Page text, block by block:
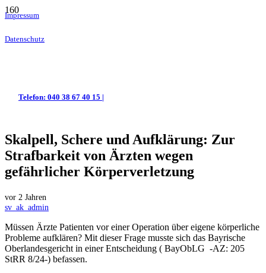
Impressum
Datenschutz
Telefon: 040 38 67 40 15 |
Skalpell, Schere und Aufklärung: Zur
Strafbarkeit von Ärzten wegen
gefährlicher Körperverletzung
vor 2 Jahren
sv_ak_admin
Müssen Ärzte Patienten vor einer Operation über eigene körperliche
Probleme aufklären? Mit dieser Frage musste sich das Bayrische
Oberlandesgericht in einer Entscheidung ( BayObLG -AZ: 205
StRR 8/24-) befassen.